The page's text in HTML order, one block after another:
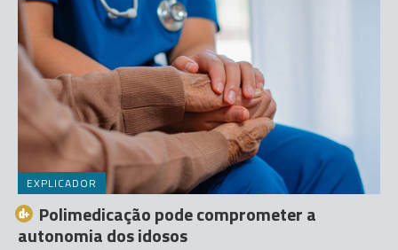
EXPLICADOR
Polimedicação pode comprometer a
autonomia dos idosos